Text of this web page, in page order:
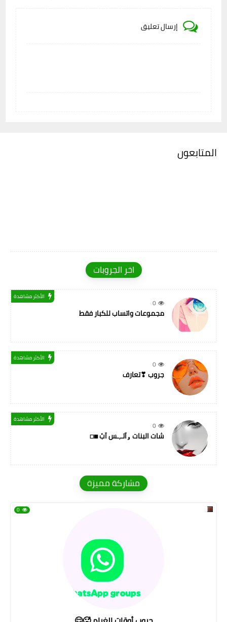
إرسال تعليق
المتابعون
اخر الجروبات
0
الأكثر مشاهدة
مجموعات واتساب للكبار فقط
0
الأكثر مشاهدة
جروب ❣تعارف
0
الأكثر مشاهدة
شات البنات ۅآتـ,ـس آبْ ◼◻
مشاركة مميزة
0